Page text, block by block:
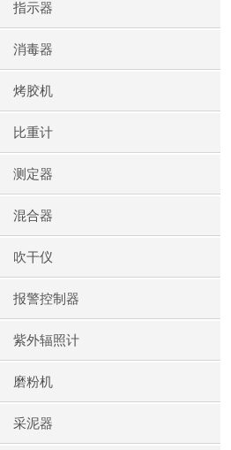
指示器
消毒器
烤胶机
比重计
测定器
混合器
吹干仪
报警控制器
紫外辐照计
磨粉机
采泥器